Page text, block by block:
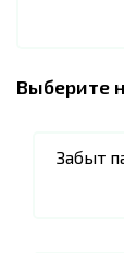
Выберите
Забыт